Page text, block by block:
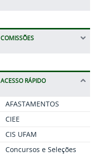
COMISSÕES
ACESSO RÁPIDO
AFASTAMENTOS
CIEE
CIS UFAM
Concursos e Seleções